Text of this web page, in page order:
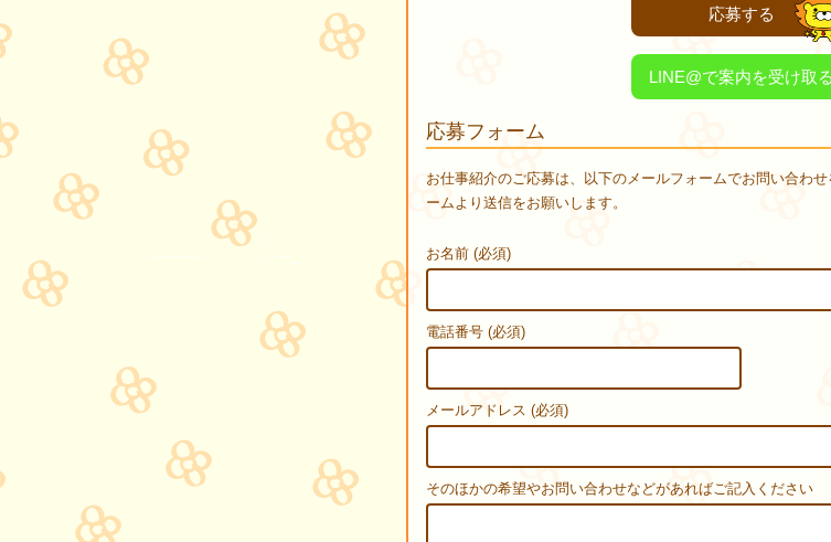
応募する
LINE@で案内を受け取る
応募フォーム
お仕事紹介のご応募は、以下のメールフォームでお問い合わ
ームより送信をお願いします。
お名前 (必須)
電話番号 (必須)
メールアドレス (必須)
そのほかの希望やお問い合わせなどがあればご記入ください